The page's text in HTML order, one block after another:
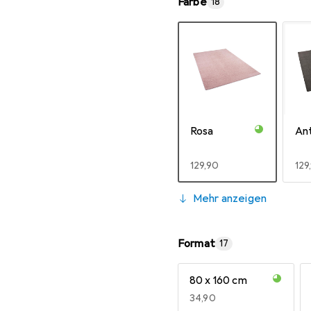
Rosa
EUR
129,90
Hellgrau
Mehr anzeigen
Format 17
80 x 160 cm
EUR
34,90